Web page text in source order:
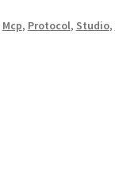
Mcp, Protocol, Studio,